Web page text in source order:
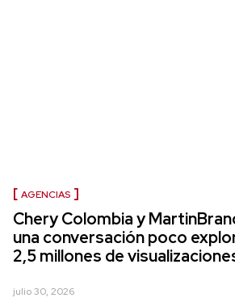
AGENCIAS
Chery Colombia y
una conversación poco
2,5 millones de
julio 30, 2026